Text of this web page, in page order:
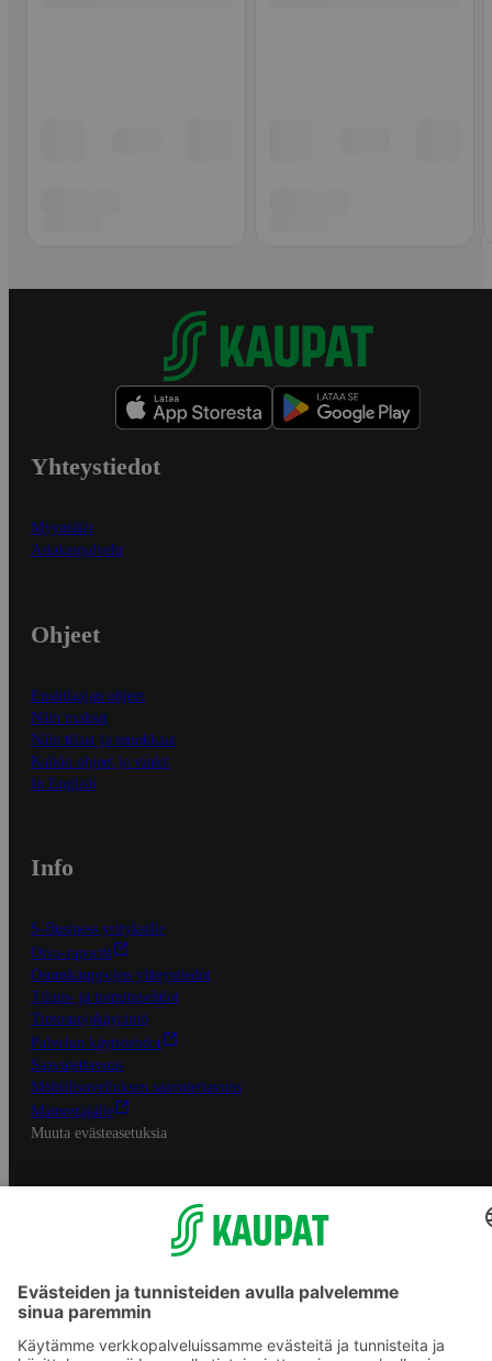
Yhteystiedot
Myymälät
Asiakaspalvelu
Ohjeet
Ensitilaajan ohjeet
Näin maksat
Näin tilaat ja muokkaat
Kaikki ohjeet ja vinkit
In English
Info
S-Business yrityksille
Oiva-raportit
Osuuskauppojen yhteystiedot
Tilaus- ja toimitusehdot
Tietosuojakäytäntö
Palvelun käyttöehdot
Saavutettavuus
Mobiilisovelluksen saavutettavuus
Mainostajalle
Muuta evästeasetuksia
S-ryhmän palvelut
Asiakasomistajuus
S-ostoslista -sovellus